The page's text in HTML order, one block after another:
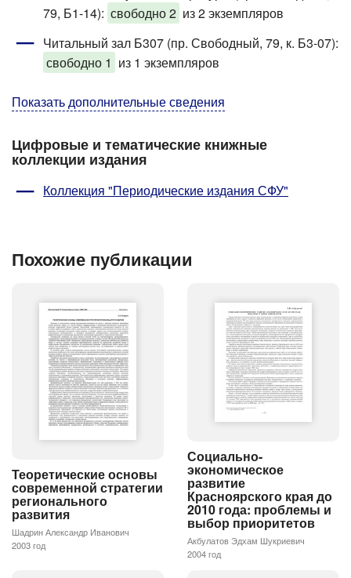
79, Б1-14): свободно 2 из 2 экземпляров
Читальный зал Б307 (пр. Свободный, 79, к. Б3-07):
свободно 1 из 1 экземпляров
Показать дополнительные сведения
Цифровые и тематические книжные
коллекции издания
Коллекция "Периодические издания СФУ"
Похожие публикации
Теоретические основы
современной стратегии
регионального
развития
Шадрин Александр Иванович
2003 год
Социально-
экономическое
развитие
Красноярского края до
2010 года: проблемы и
выбор приоритетов
Акбулатов Эдхам Шукриевич
2004 год